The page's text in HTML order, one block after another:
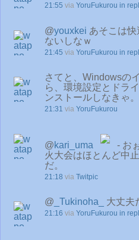
21:55 via YoruFukurou in
@youxkei あそこは
ないしなｗ
21:45 via YoruFukurou in
さてと、Windowsの
ら、環境設定とドラ
ンストールしなきゃ。
21:31 via YoruFukurou
@kari_uma
- お
火大会はほとんど中
だ。
21:18 via Twitpic
@ _Tukinoha_ 大丈夫
21:16 via YoruFukurou in